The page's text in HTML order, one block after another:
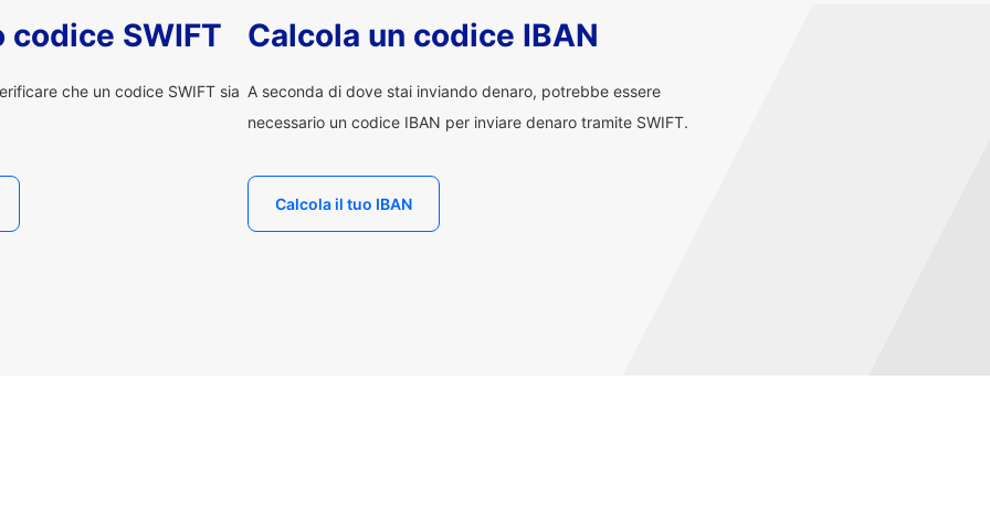
SWIFT
che un codice SWIFT sia
Calcola un codice IBAN
A seconda di dove stai inviando denaro, potrebbe essere
necessario un codice IBAN per inviare denaro tramite SWIFT.
Calcola il tuo IBAN